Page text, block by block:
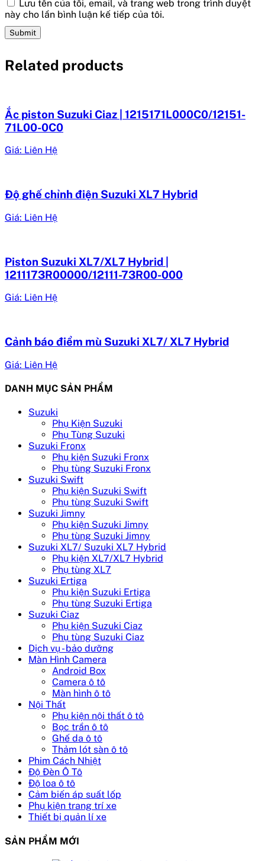
Lưu tên của tôi, email, và trang web trong trình duyệt
này cho lần bình luận kế tiếp của tôi.
Related products
Ắc piston Suzuki Ciaz | 1215171L000C0/12151-
71L00-0C0
Giá: Liên Hệ
Độ ghế chỉnh điện Suzuki XL7 Hybrid
Giá: Liên Hệ
Piston Suzuki XL7/XL7 Hybrid |
1211173R00000/12111-73R00-000
Giá: Liên Hệ
Cảnh báo điểm mù Suzuki XL7/ XL7 Hybrid
Giá: Liên Hệ
DANH MỤC SẢN PHẨM
Suzuki
Phụ Kiện Suzuki
Phụ Tùng Suzuki
Suzuki Fronx
Phụ kiện Suzuki Fronx
Phụ tùng Suzuki Fronx
Suzuki Swift
Phụ kiện Suzuki Swift
Phụ tùng Suzuki Swift
Suzuki Jimny
Phụ kiện Suzuki Jimny
Phụ tùng Suzuki Jimny
Suzuki XL7/ Suzuki XL7 Hybrid
Phụ kiện XL7/XL7 Hybrid
Phụ tùng XL7
Suzuki Ertiga
Phụ kiện Suzuki Ertiga
Phụ tùng Suzuki Ertiga
Suzuki Ciaz
Phụ kiện Suzuki Ciaz
Phụ tùng Suzuki Ciaz
Dịch vụ - bảo dưỡng
Màn Hình Camera
Android Box
Camera ô tô
Màn hình ô tô
Nội Thất
Phụ kiện nội thất ô tô
Bọc trần ô tô
Ghế da ô tô
Thảm lót sàn ô tô
Phim Cách Nhiệt
Độ Đèn Ô Tô
Độ loa ô tô
Cảm biến áp suất lốp
Phụ kiện trang trí xe
Thiết bị quản lí xe
SẢN PHẨM MỚI